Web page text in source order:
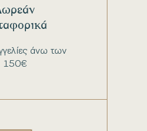
άνω των
150€